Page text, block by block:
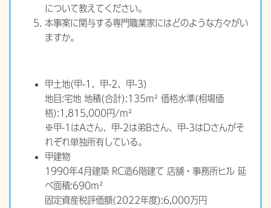
について教えてください。
本事案に関与する専門職業家にはどのような方々がい
ますか。
甲土地(甲-1、甲-2、甲-3)
地目:宅地 地積(合計):135m² 価格水準(相場価
格):1,815,000円/m²
※甲-1はAさん、甲-2は弟Bさん、甲-3はDさんがそ
れぞれ単独所有している。
甲建物
1990年4月建築 RC造6階建て 店舗・事務所ビル 延
べ面積:690m²
固定資産税評価額(2022年度):6,000万円